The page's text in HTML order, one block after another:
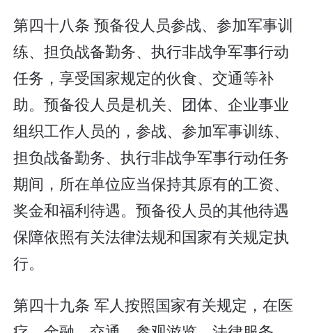
第四十八条 预备役人员参战、参加军事训
练、担负战备勤务、执行非战争军事行动
任务，享受国家规定的伙食、交通等补
助。预备役人员是机关、团体、企业事业
组织工作人员的，参战、参加军事训练、
担负战备勤务、执行非战争军事行动任务
期间，所在单位应当保持其原有的工资、
奖金和福利待遇。预备役人员的其他待遇
保障依照有关法律法规和国家有关规定执
行。
第四十九条 军人按照国家有关规定，在医